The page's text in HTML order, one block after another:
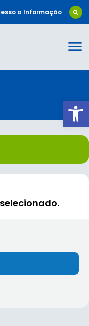
a Informação